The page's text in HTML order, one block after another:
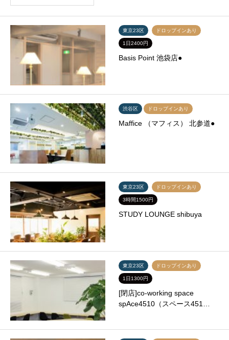
東京23区 ドロップインあり
1日2400円
Basis Point 池袋店●
渋谷区 ドロップインあり
Maffice （マフィス） 北参道●
東京23区 ドロップインあり
3時間1500円
STUDY LOUNGE shibuya
東京23区 ドロップインあり
1日1300円
[閉店]co-working space
spAce4510（スペース451…